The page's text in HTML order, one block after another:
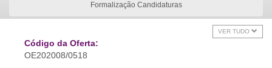
Formalização Candidaturas
VER TUDO
Código da Oferta:
OE202008/0518